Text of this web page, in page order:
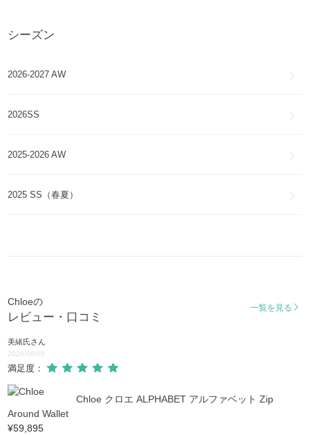
リリー
Chloe
Chloe
Chloe
シーズン
2026-2027 AW
2026SS
2025-2026 AW
2025 SS（春夏）
Chloeの
レビュー・口コミ
一覧を見る
美緒氏さん
2026/08/05
満足度：
Chloe クロエ ALPHABET アルファベット Zip
Around Wallet
¥59,895